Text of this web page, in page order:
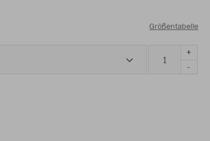
Größentabelle
+
-